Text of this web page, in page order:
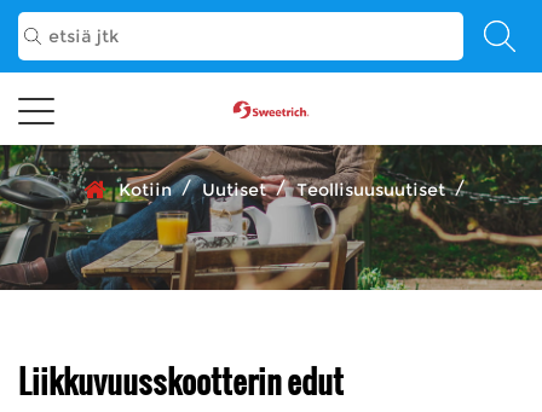
Kotiin / Uutiset / Teollisuusuutiset /
Liikkuvuusskootterin edut